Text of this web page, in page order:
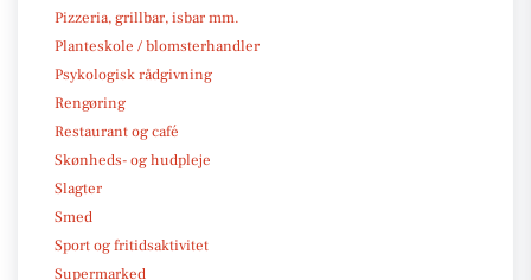
Pizzeria, grillbar, isbar mm.
Planteskole / blomsterhandler
Psykologisk rådgivning
Rengøring
Restaurant og café
Skønheds- og hudpleje
Slagter
Smed
Sport og fritidsaktivitet
Supermarked